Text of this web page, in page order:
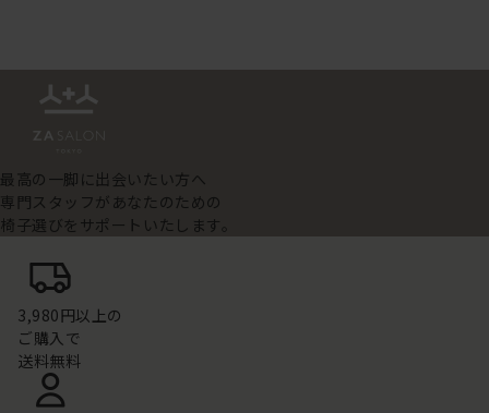
最高の一脚に出会いたい方へ
専門スタッフがあなたのための
椅子選びをサポートいたします。
3,980円以上の
ご購入で
送料無料